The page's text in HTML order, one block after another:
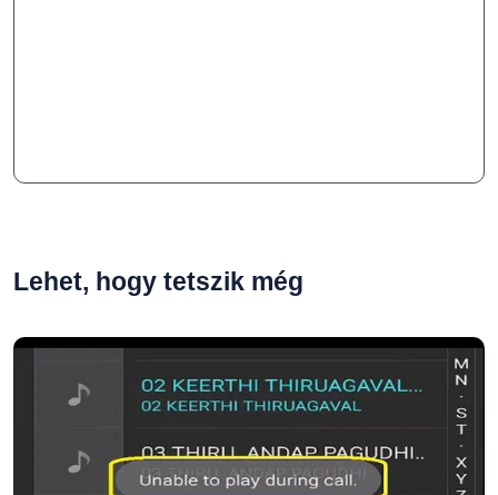
Lehet, hogy tetszik még